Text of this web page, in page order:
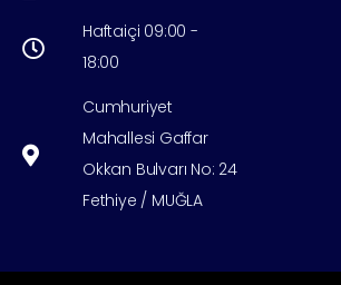
Haftaiçi 09:00 -
18:00
Cumhuriyet
Mahallesi Gaffar
Okkan Bulvarı No: 24
Fethiye / MUĞLA